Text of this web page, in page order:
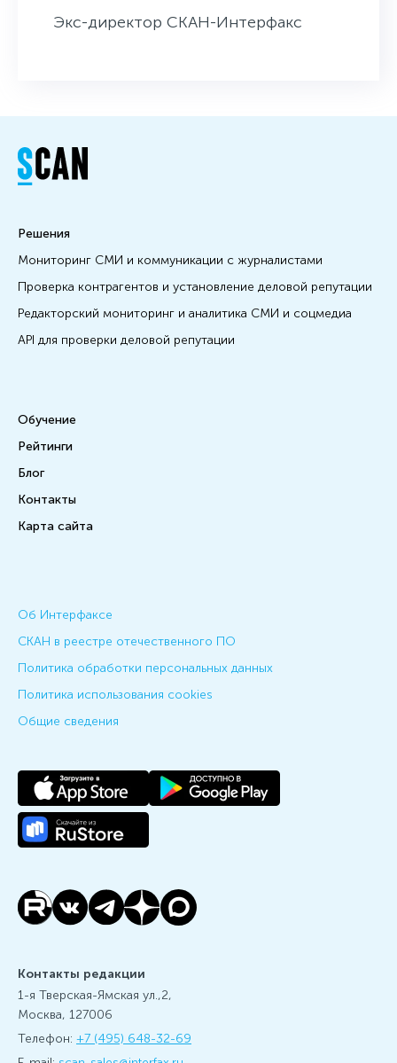
Экс-директор СКАН-Интерфакс
Решения
Мониторинг СМИ и коммуникации с журналистами
Проверка контрагентов и установление деловой репутации
Редакторский мониторинг и аналитика СМИ и соцмедиа
API для проверки деловой репутации
Обучение
Рейтинги
Блог
Контакты
Карта сайта
Об Интерфаксе
СКАН в реестре отечественного ПО
Политика обработки персональных данных
Политика использования cookies
Общие сведения
Контакты редакции
1-я Тверская-Ямская ул.,2,
Москва, 127006
Телефон: +7 (495) 648-32-69